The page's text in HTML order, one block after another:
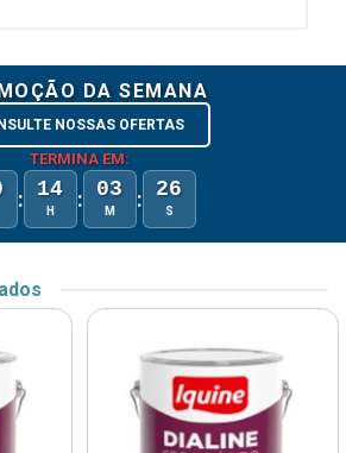
DA SEMANA
NOSSAS OFERTAS
TERMINA EM:
: 14
H : 03
M : 26
S